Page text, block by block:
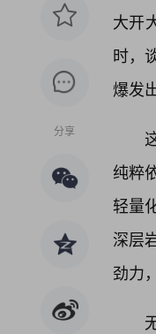
分享
大开
时，
爆发
纯粹
轻量
深层
劲力